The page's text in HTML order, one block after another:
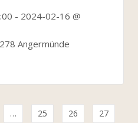
- 2024-02-16 @
Angermünde
… 25 26
27